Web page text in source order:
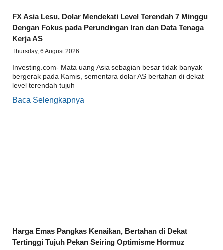
FX Asia Lesu, Dolar Mendekati Level Terendah 7 Minggu
Dengan Fokus pada Perundingan Iran dan Data Tenaga
Kerja AS
Thursday, 6 August 2026
Investing.com- Mata uang Asia sebagian besar tidak banyak
bergerak pada Kamis, sementara dolar AS bertahan di dekat
level terendah tujuh
Baca Selengkapnya
Harga Emas Pangkas Kenaikan, Bertahan di Dekat
Tertinggi Tujuh Pekan Seiring Optimisme Hormuz